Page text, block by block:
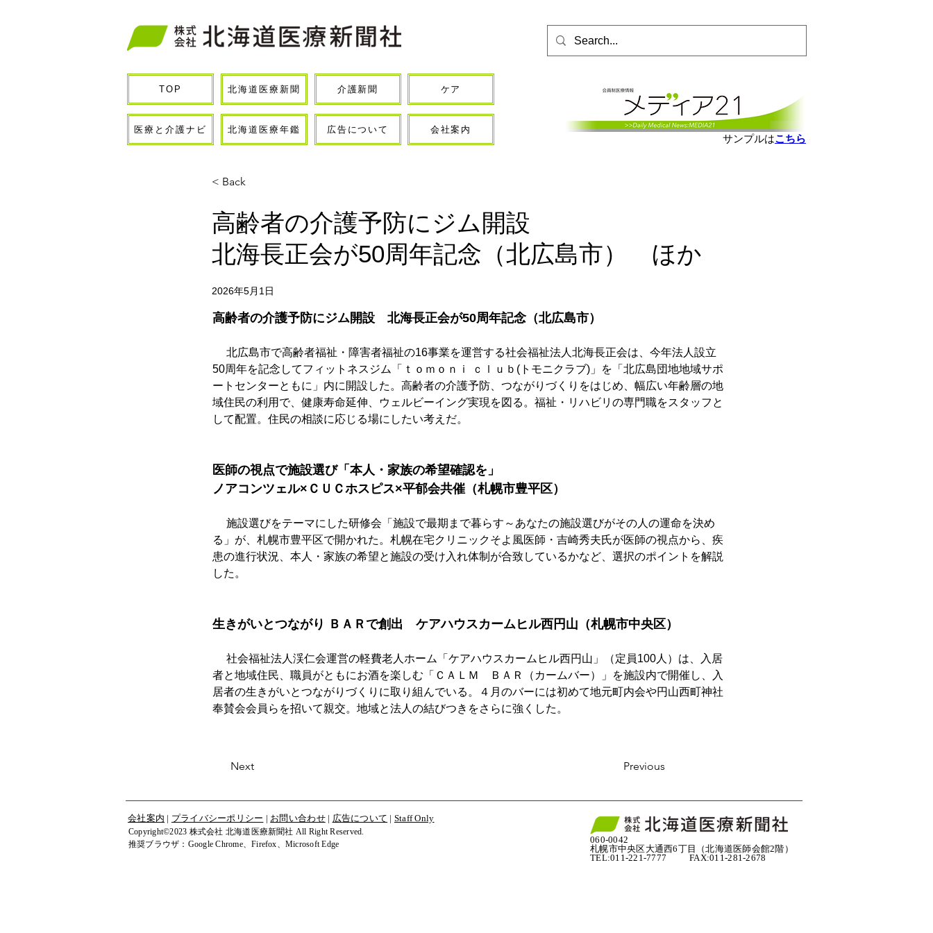
TOP 北海道医療新聞 介護新聞 ケア
医療と介護ナビ 北海道医療年鑑 広告について 会社案内
サンプルはこちら
< Back
高齢者の介護予防にジム開設
北海長正会が50周年記念（北広島市） ほか
2026年5月1日
高齢者の介護予防にジム開設　北海長正会が50周年記念（北広島市）
北広島市で高齢者福祉・障害者福祉の16事業を運営する社会福祉法人北海長正会は、今年法人設立
50周年を記念してフィットネスジム「ｔｏｍｏｎｉ ｃｌｕｂ(トモニクラブ)」を「北広島団地地域サポ
ートセンターともに」内に開設した。高齢者の介護予防、つながりづくりをはじめ、幅広い年齢層の地
域住民の利用で、健康寿命延伸、ウェルビーイング実現を図る。福祉・リハビリの専門職をスタッフと
して配置。住民の相談に応じる場にしたい考えだ。
医師の視点で施設選び「本人・家族の希望確認を」
ノアコンツェル×ＣＵＣホスピス×平郁会共催（札幌市豊平区）
施設選びをテーマにした研修会「施設で最期まで暮らす～あなたの施設選びがその人の運命を決め
る」が、札幌市豊平区で開かれた。札幌在宅クリニックそよ風医師・吉崎秀夫氏が医師の視点から、疾
患の進行状況、本人・家族の希望と施設の受け入れ体制が合致しているかなど、選択のポイントを解説
した。
生きがいとつながり ＢＡＲで創出　ケアハウスカームヒル西円山（札幌市中央区）
者と地域住民、職員がともにお酒を楽しむ「ＣＡＬＭ　ＢＡＲ（カームバー）」を施設内で開催し、入
居者の生きがいとつながりづくりに取り組んでいる。４月のバーには初めて地元町内会や円山西町神社
奉賛会会員らを招いて親交。地域と法人の結びつきをさらに強くした。
Next Previous
会社案内 | プライバシーポリシー | お問い合わせ| 広告について | Staff Only
Copyright©2023 株式会社 北海道医療新聞社 All Right Reserved.
​推奨ブラウザ：Google Chrome、Firefox、Microsoft Edge
060-0042
札幌市中央区大通西6丁目（北海道医師会館2階）
TEL:011-221-7777 FAX:011-281-2678